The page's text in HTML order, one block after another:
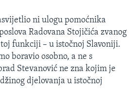
ni ulogu pomoćnika
Radovana Stojičića zvanog
funkciji – u istočnoj Slavoniji.
boravio osobno, a ne s
Stevanović ne zna kojim je
djelovanja u istočnoj